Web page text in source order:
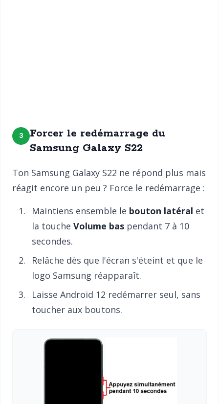
3
Forcer le redémarrage du
Samsung Galaxy S22
Ton Samsung Galaxy S22 ne répond plus mais
réagit encore un peu ? Force le redémarrage :
Maintiens ensemble le bouton latéral et
la touche Volume bas pendant 7 à 10
secondes.
Relâche dès que l'écran s'éteint et que le
logo Samsung réapparaît.
Laisse Android 12 redémarrer seul, sans
toucher aux boutons.